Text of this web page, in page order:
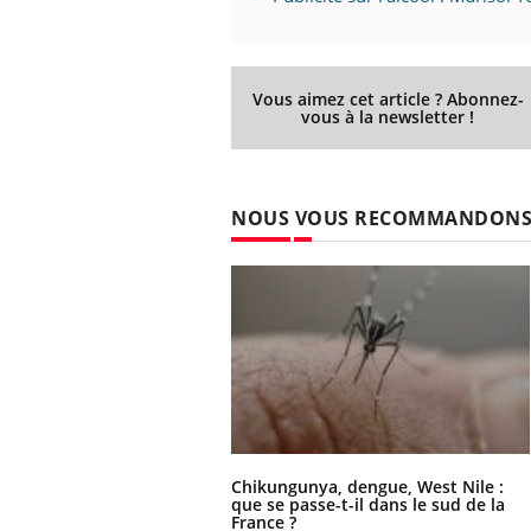
Vous aimez cet article ? Abonnez-
vous à la newsletter !
NOUS VOUS RECOMMANDONS
Chikungunya, dengue, West Nile :
que se passe-t-il dans le sud de la
France ?
Insuline & Charge mentale : et si on
patients comme parfois chez les soignants.